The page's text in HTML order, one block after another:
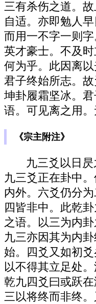
三有杀伤之道。
自适。亦即勉人
而用一不字一则字
英才豪士。不及
何为乎。此因离
君子终始所志。
坤卦履霜坚冰。
语。可见离之用。
《宗主附注》
九三爻以日
九三爻正在卦中
内外。六爻仍分
四皆非中。此乾
之语。以三为内
九三亦因其为内
始。四爻又如初爻
以不得其立足处
乾九四爻曰或跃
三以将终而非终